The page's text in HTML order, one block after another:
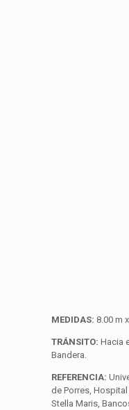
MEDIDAS: 8.00 m
TRÁNSITO: Hacia
Bandera.
REFERENCIA:
de Porres,
Stella Maris,